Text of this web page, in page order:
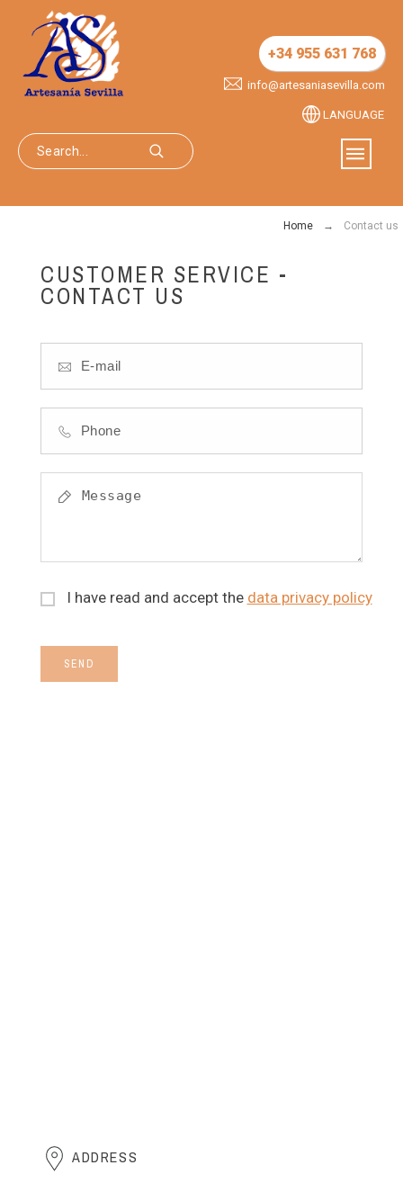
+34 955 631 768
info@artesaniasevilla.com
LANGUAGE
Home Contact us
CUSTOMER SERVICE -
CONTACT US
I have read and accept the data privacy policy
SEND
ADDRESS